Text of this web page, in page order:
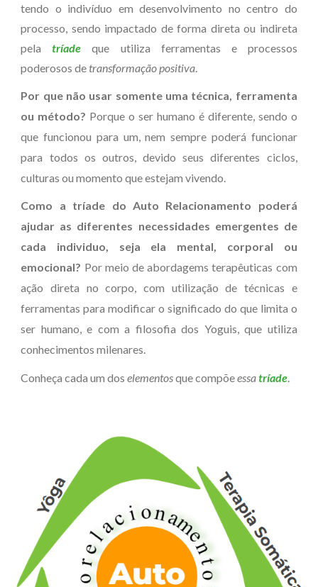
tendo o indivíduo em desenvolvimento no centro do
processo, sendo impactado de forma direta ou indireta
pelatríade que utiliza ferramentas e processos
poderosos de transformação positiva.
Por que não usar somente uma técnica, ferramenta
ou método? Porque o ser humano é diferente, sendo o
que funcionou para um, nem sempre poderá funcionar
para todos os outros, devido seus diferentes ciclos,
culturas ou momento que estejam vivendo.
Como a tríade do Auto Relacionamento poderá
ajudar as diferentes necessidades emergentes de
cada individuo, seja ela mental, corporal ou
emocional? Por meio de abordagems terapêuticas com
ação direta no corpo, com utilização de técnicas e
ferramentas para modificar o significado do que limita o
ser humano, e com a filosofia dos Yoguis, que utiliza
conhecimentos milenares.
Conheça cada um doselementosque compõeessatríade.